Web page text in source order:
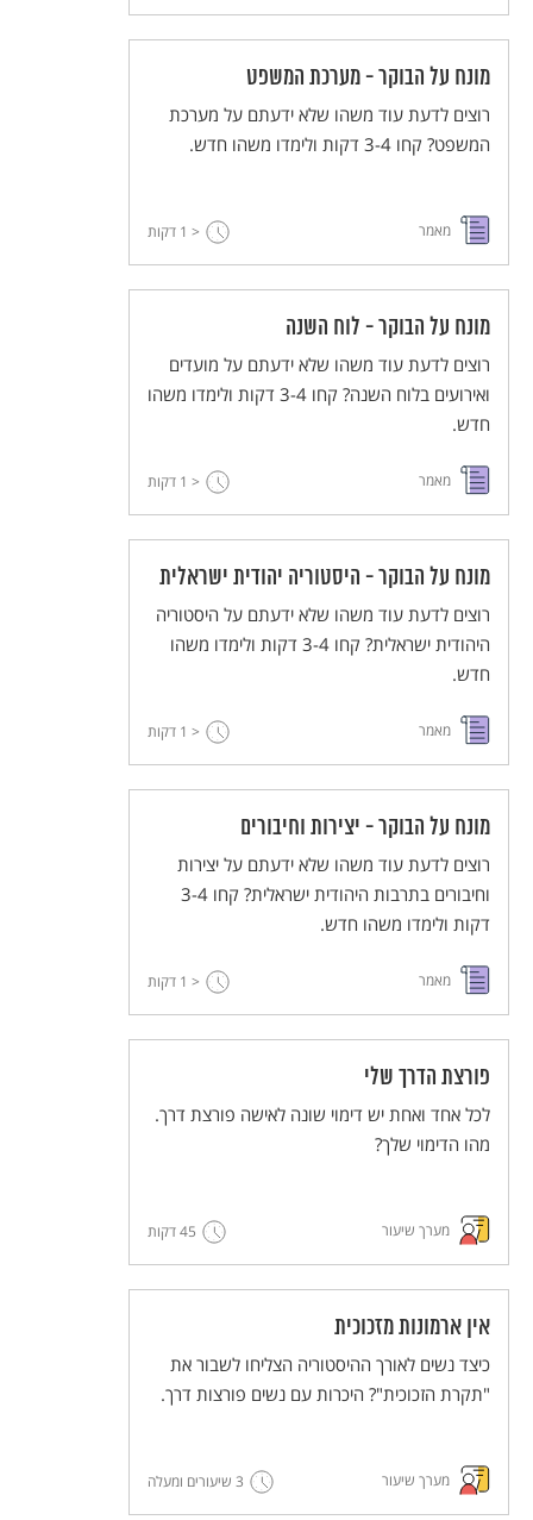
מונח על הבוקר - מערכת המשפט
רוצים לדעת עוד משהו שלא ידעתם על מערכת
המשפט? קחו 3-4 דקות ולימדו משהו חדש.
מאמר < 1 דקות
מונח על הבוקר - לוח השנה
רוצים לדעת עוד משהו שלא ידעתם על מועדים
ואירועים בלוח השנה? קחו 3-4 דקות ולימדו משהו
חדש.
מאמר < 1 דקות
מונח על הבוקר - היסטוריה יהודית ישראלית
רוצים לדעת עוד משהו שלא ידעתם על היסטוריה
היהודית ישראלית? קחו 3-4 דקות ולימדו משהו
חדש.
מאמר < 1 דקות
מונח על הבוקר - יצירות וחיבורים
רוצים לדעת עוד משהו שלא ידעתם על יצירות
וחיבורים בתרבות היהודית ישראלית? קחו 3-4
דקות ולימדו משהו חדש.
מאמר < 1 דקות
פורצת הדרך שלי
לכל אחד ואחת יש דימוי שונה לאישה פורצת דרך.
מהו הדימוי שלך?
מערך שיעור 45 דקות
אין ארמונות מזכוכית
כיצד נשים לאורך ההיסטוריה הצליחו לשבור את
"תקרת הזכוכית"? היכרות עם נשים פורצות דרך.
מערך שיעור 3 שיעורים ומעלה